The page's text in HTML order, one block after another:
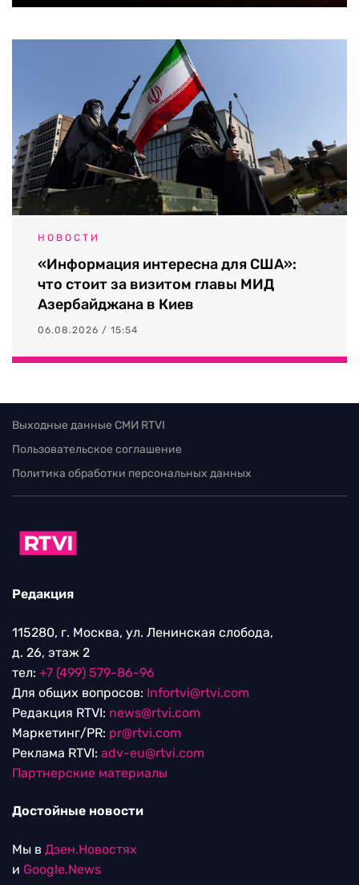
НОВОСТИ
«Информация интересна для США»:
что стоит за визитом главы МИД
Азербайджана в Киев
06.08.2026 / 15:54
Выходные данные СМИ RTVI
Пользовательское соглашение
Политика обработки персональных данных
Редакция
115280, г. Москва, ул. Ленинская слобода,
д. 26, этаж 2
тел: +7 (499) 579-86-96
Для общих вопросов: Infortvi@rtvi.com
Редакция RTVI: news@rtvi.com
Маркетинг/PR: pr@rtvi.com
Реклама RTVI: adv-eu@rtvi.com
Партнерские материалы
Достойные новости
Мы в Дзен.Новостях
и Google.News